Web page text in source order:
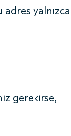
yalnızca
gerekirse,